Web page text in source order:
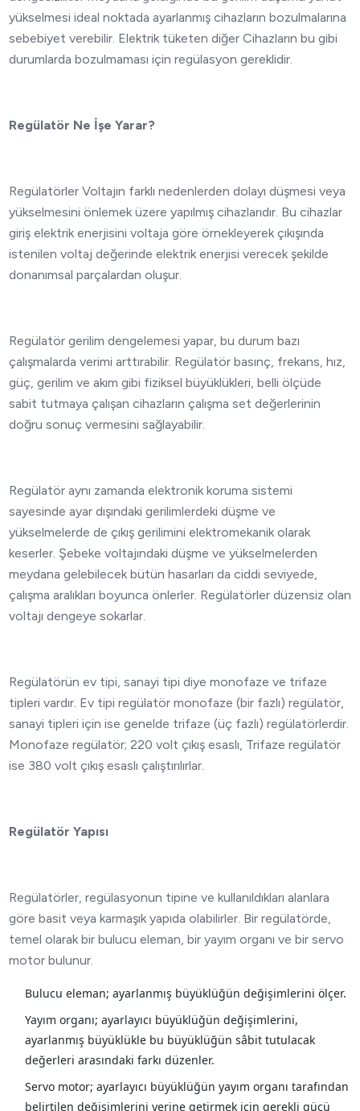
yükselmesi ideal noktada ayarlanmış cihazların bozulmalarına
sebebiyet verebilir. Elektrik tüketen diğer Cihazların bu gibi
durumlarda bozulmaması için regülasyon gereklidir.
Regülatör Ne İşe Yarar?
Regülatörler Voltajın farklı nedenlerden dolayı düşmesi veya
yükselmesini önlemek üzere yapılmış cihazlarıdır. Bu cihazlar
giriş elektrik enerjisini voltaja göre örnekleyerek çıkışında
istenilen voltaj değerinde elektrik enerjisi verecek şekilde
donanımsal parçalardan oluşur.
Regülatör gerilim dengelemesi yapar, bu durum bazı
çalışmalarda verimi arttırabilir. Regülatör basınç, frekans, hız,
güç, gerilim ve akım gibi fiziksel büyüklükleri, belli ölçüde
sabit tutmaya çalışan cihazların çalışma set değerlerinin
doğru sonuç vermesini sağlayabilir.
Regülatör aynı zamanda elektronik koruma sistemi
sayesinde ayar dışındaki gerilimlerdeki düşme ve
yükselmelerde de çıkış gerilimini elektromekanik olarak
keserler. Şebeke voltajındaki düşme ve yükselmelerden
meydana gelebilecek bütün hasarları da ciddi seviyede,
çalışma aralıkları boyunca önlerler. Regülatörler düzensiz olan
voltajı dengeye sokarlar.
Regülatörün ev tipi, sanayi tipi diye monofaze ve trifaze
tipleri vardır. Ev tipi regülatör monofaze (bir fazlı) regülatör,
sanayi tipleri için ise genelde trifaze (üç fazlı) regülatörlerdir.
Monofaze regülatör; 220 volt çıkış esaslı, Trifaze regülatör
ise 380 volt çıkış esaslı çalıştırılırlar.
Regülatör Yapısı
Regülatörler, regülasyonun tipine ve kullanıldıkları alanlara
göre basit veya karmaşık yapıda olabilirler. Bir regülatörde,
temel olarak bir bulucu eleman, bir yayım organı ve bir servo
motor bulunur.
Bulucu eleman; ayarlanmış büyüklüğün değişimlerini ölçer.
Yayım organı; ayarlayıcı büyüklüğün değişimlerini,
ayarlanmış büyüklükle bu büyüklüğün sâbit tutulacak
değerleri arasındaki farkı düzenler.
Servo motor; ayarlayıcı büyüklüğün yayım organı tarafından
belirtilen değişimlerini yerine getirmek için gerekli gücü